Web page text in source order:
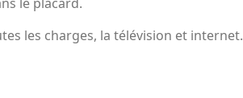
les charges, la télévision et internet.